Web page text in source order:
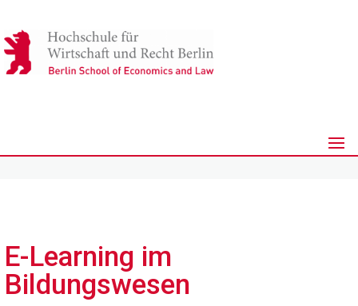
E-Learning im
Bildungswesen